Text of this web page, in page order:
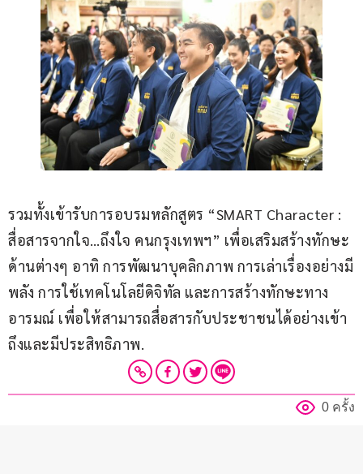
รวมทั้งเข้ารับการอบรมหลักสูตร “SMART Character :
สื่อสารจากใจ…ถึงใจ คนกรุงเทพฯ” เพื่อเสริมสร้างทักษะ
ด้านต่างๆ อาทิ การพัฒนาบุคลิกภาพ การเล่าเรื่องอย่างมี
พลัง การใช้เทคโนโลยีดิจิทัล และการสร้างทักษะทาง
อารมณ์ เพื่อให้สามารถสื่อสารกับประชาชนได้อย่างเข้า
ถึงและมีประสิทธิภาพ.
0 ครั้ง